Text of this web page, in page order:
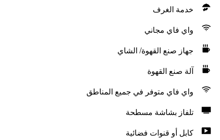
خدمة الغرف
واي فاي مجاني
جهاز صنع القهوة/ الشاي
آلة صنع القهوة
واي فاي متوفر في جميع المناطق
تلفاز بشاشة مسطحة
كابل أو قنوات فضائية